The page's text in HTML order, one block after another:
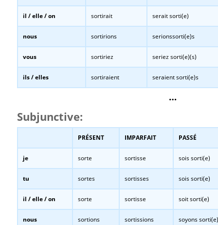
il / elle / on sortirait serait sorti(e)
nous sortirions serionssorti(e)s
vous sortiriez seriez sorti(e)(s)
ils / elles sortiraient seraient sorti(e)s
…
Subjunctive:
PRÉSENT IMPARFAIT PASSÉ
je sorte sortisse sois sorti(e)
tu sortes sortisses sois sorti(e)
il / elle / on sorte sortisse soit sorti(e)
nous sortions sortissions soyons